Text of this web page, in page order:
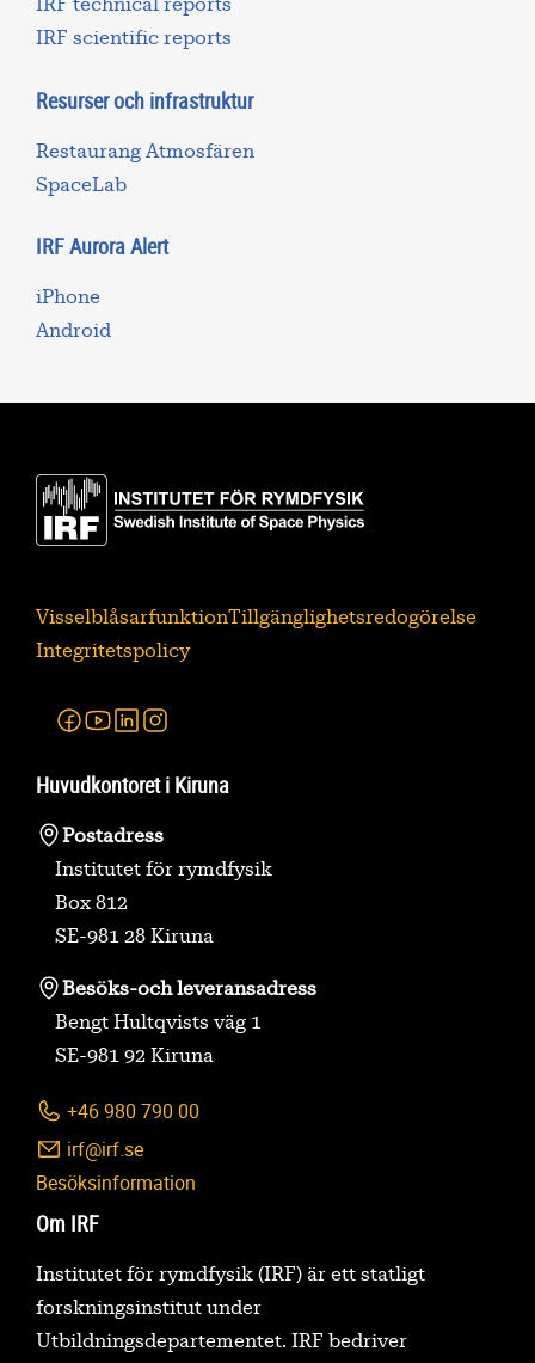
IRF technical reports
IRF scientific reports
Resurser och infrastruktur
Restaurang Atmosfären
SpaceLab
IRF Aurora Alert
iPhone
Android
VisselblåsarfunktionTillgänglighetsredogörelse
Integritetspolicy
Facebook
Youtube
Linkedin
Huvudkontoret i Kiruna
Postadress
Institutet för rymdfysik
Box 812
SE-981 28 Kiruna
Besöks-och leveransadress
Bengt Hultqvists väg 1
SE-981 92 Kiruna
+46 980 790 00
irf@irf.se
Besöksinformation
Om IRF
Institutet för rymdfysik (IRF) är ett statligt
forskningsinstitut under
Utbildningsdepartementet. IRF bedriver